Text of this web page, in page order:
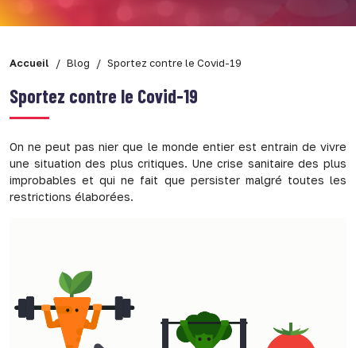
Accueil Blog Sportez contre le Covid-19
Sportez contre le Covid-19
On ne peut pas nier que le monde entier est entrain de vivre
une situation des plus critiques. Une crise sanitaire des plus
improbables et qui ne fait que persister malgré toutes les
restrictions élaborées.